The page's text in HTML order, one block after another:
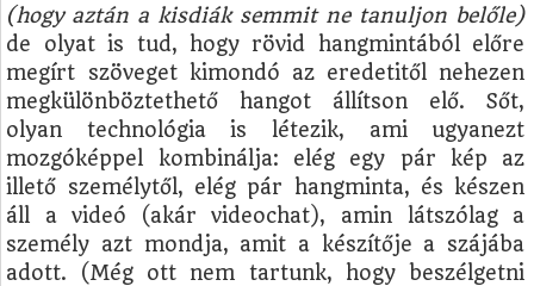
(hogy aztán a kisdiák semmit ne tanuljon belőle)
de olyat is tud, hogy rövid hangmintából előre
megírt szöveget kimondó az eredetitől nehezen
megkülönböztethető hangot állítson elő. Sőt,
olyan technológia is létezik, ami ugyanezt
mozgóképpel kombinálja: elég egy pár kép az
illető személytől, elég pár hangminta, és készen
áll a videó (akár videochat), amin látszólag a
személy azt mondja, amit a készítője a szájába
adott. (Még ott nem tartunk, hogy beszélgetni